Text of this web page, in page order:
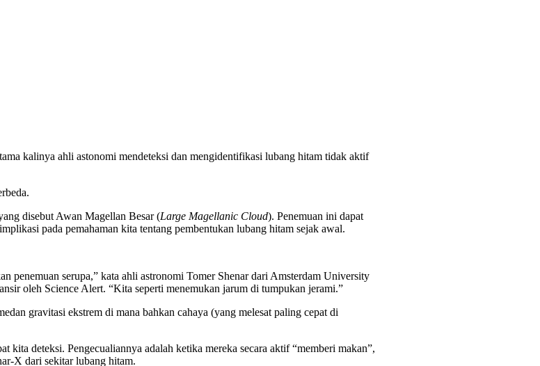
kalinya ahli astonomi mendeteksi dan mengidentifikasi lubang hitam tidak aktif
disebut Awan Magellan Besar (Large Magellanic Cloud). Penemuan ini dapat
pada pemahaman kita tentang pembentukan lubang hitam sejak awal.
penemuan serupa,” kata ahli astronomi Tomer Shenar dari Amsterdam University
oleh Science Alert. “Kita seperti menemukan jarum di tumpukan jerami.”
gravitasi ekstrem di mana bahkan cahaya (yang melesat paling cepat di
deteksi. Pengecualiannya adalah ketika mereka secara aktif “memberi makan”,
X dari sekitar lubang hitam.